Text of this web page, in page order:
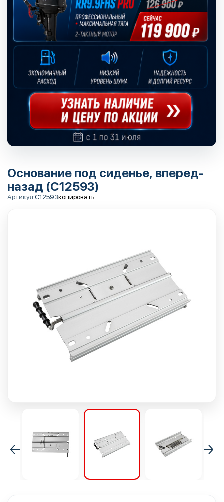
Основание под сиденье, вперед-
назад (C12593)
Артикул:C12593копировать